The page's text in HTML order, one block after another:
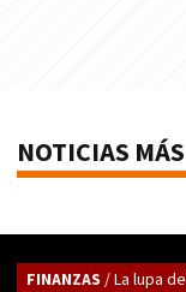
NOTICIAS
FINANZAS / La lupa